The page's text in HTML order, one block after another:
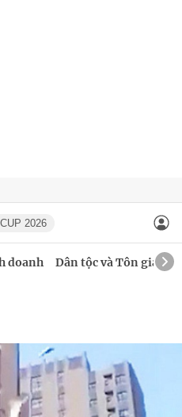
2026
doanh Dân tộc và Tôn giáo